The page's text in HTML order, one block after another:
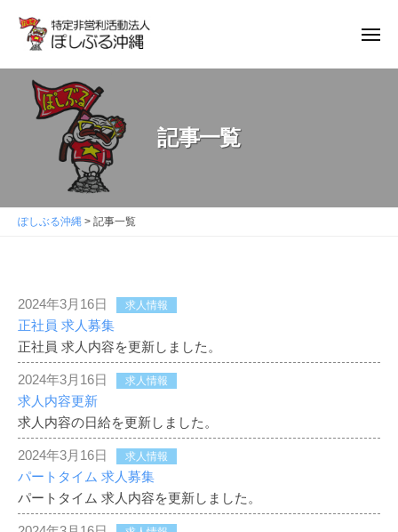
ぽ
し
メ
ュ
記事一覧
ぽしぶる沖縄 > 記事一覧
記
事
一
覧
2024
年
2
月
27
2024年3月16日 求人情報
正社員 求人募集
正社員 求人内容を更新しました。
2024年3月16日 求人情報
求人内容更新
求人内容の日給を更新しました。
2024年3月16日 求人情報
パートタイム 求人募集
パートタイム 求人内容を更新しました。
し
ぶ